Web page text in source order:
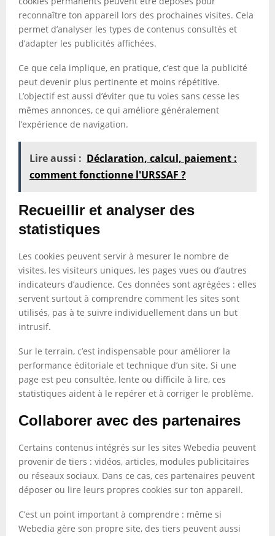
reconnaître ton appareil lors des prochaines visites. Cela
permet d’analyser les types de contenus consultés et
d’adapter les publicités affichées.
Ce que cela implique, en pratique, c’est que la publicité
peut devenir plus pertinente et moins répétitive.
L’objectif est aussi d’éviter que tu voies sans cesse les
mêmes annonces, ce qui améliore généralement
l’expérience de navigation.
Lire aussi : Déclaration, calcul, paiement :
comment fonctionne l'URSSAF ?
Recueillir et analyser des
statistiques
Les cookies peuvent servir à mesurer le nombre de
visites, les visiteurs uniques, les pages vues ou d’autres
indicateurs d’audience. Ces données sont agrégées : elles
servent surtout à comprendre comment les sites sont
utilisés, pas à te suivre individuellement dans un but
intrusif.
Sur le terrain, c’est indispensable pour améliorer la
performance éditoriale et technique d’un site. Si une
page est peu consultée, lente ou difficile à lire, ces
statistiques aident à le repérer et à corriger le problème.
Collaborer avec des partenaires
Certains contenus intégrés sur les sites Webedia peuvent
provenir de tiers : vidéos, articles, modules publicitaires
ou réseaux sociaux. Dans ce cas, ces partenaires peuvent
déposer ou lire leurs propres cookies sur ton appareil.
C’est un point important à comprendre : même si
Webedia gère son propre site, des tiers peuvent aussi